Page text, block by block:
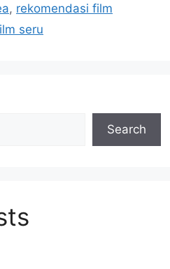
, rekomendasi film
seru
Search